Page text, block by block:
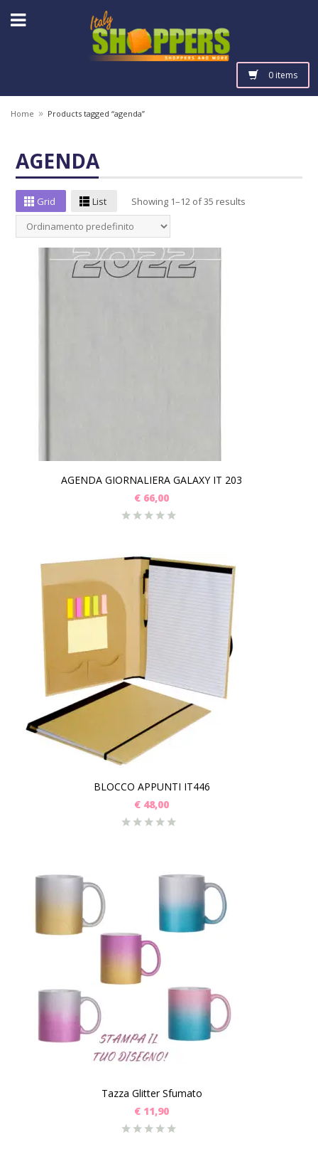
0 items
Home » Products tagged “agenda”
AGENDA
Grid List Showing 1–12 of 35 results
AGENDA GIORNALIERA GALAXY IT 203
€ 66,00
BLOCCO APPUNTI IT446
€ 48,00
Tazza Glitter Sfumato
€ 11,90